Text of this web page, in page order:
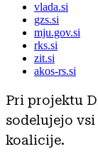
vlada.si
gzs.si
mju.gov.si
rks.si
zit.si
akos-rs.si
Pri projektu
sodelujejo
koalicije.